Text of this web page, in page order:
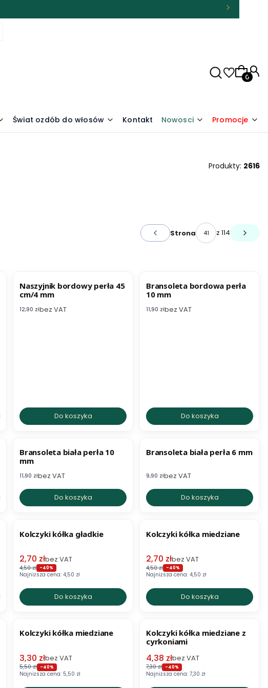
Świat ozdób do włosów Kontakt Nowosci Promocje
Produkty: 2616
Poprzednie produkty
Strona z 114
Naszyjnik bordowy perła 45
cm/4 mm
Cena netto
12,90 złbez VAT
Do koszyka
Bransoleta bordowa perła
10 mm
Cena netto
11,90 złbez VAT
Do koszyka
Bransoleta biała perła 10
mm
Cena netto
11,90 złbez VAT
Do koszyka
Bransoleta biała perła 6 mm
Cena netto
9,90 złbez VAT
Do koszyka
Kolczyki kółka gładkie
Cena promocyjna netto
2,70 złbez VAT
4,50 zł -40%
Najniższa cena: 4,50 zł
Do koszyka
Kolczyki kółka miedziane
Cena promocyjna netto
2,70 złbez VAT
4,50 zł -40%
Najniższa cena: 4,50 zł
Do koszyka
Kolczyki kółka miedziane
Cena promocyjna netto
3,30 złbez VAT
5,50 zł -40%
Najniższa cena: 5,50 zł
Kolczyki kółka miedziane z
cyrkoniami
Cena promocyjna netto
4,38 złbez VAT
7,30 zł -40%
Najniższa cena: 7,30 zł